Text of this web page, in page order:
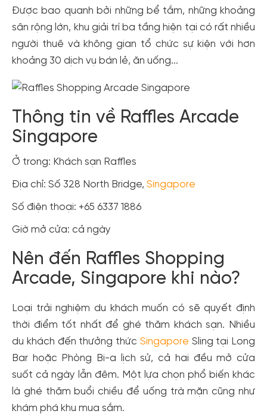
Được bao quanh bởi những bể tắm, những khoảng
sân rộng lớn, khu giải trí ba tầng hiện tại có rất nhiều
người thuê và không gian tổ chức sự kiện với hơn
khoảng 30 dịch vụ bán lẻ, ăn uống...
Thông tin về Raffles Arcade
Singapore
Ở trong: Khách sạn Raffles
Địa chỉ: Số 328 North Bridge, Singapore
Số điện thoại: +65 6337 1886
Giờ mở cửa: cả ngày
Nên đến Raffles Shopping
Arcade, Singapore khi nào?
Loại trải nghiệm du khách muốn có sẽ quyết định
thời điểm tốt nhất để ghé thăm khách sạn. Nhiều
du khách đến thưởng thức Singapore Sling tại Long
Bar hoặc Phòng Bi-a lịch sử, cả hai đều mở cửa
suốt cả ngày lẫn đêm. Một lựa chọn phổ biến khác
là ghé thăm buổi chiều để uống trà mặn cũng như
khám phá khu mua sắm.